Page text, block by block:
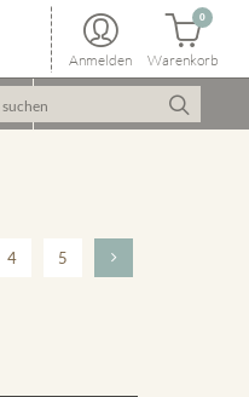
Anmelden Warenkorb
0
4 5